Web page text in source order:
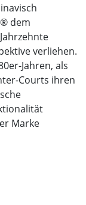
dem
verliehen.
Jahren, als
Courts ihren
Marke